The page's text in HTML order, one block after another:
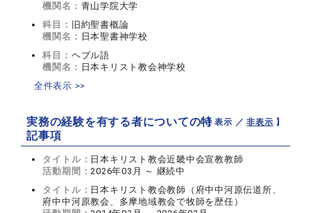
機関名： 青山学院大学
科目：
旧約聖書概論
機関名： 日本聖書神学校
科目： ヘブル語
機関名： 日本キリスト教会神学校
全件表示 >>
実務の経験を有する者についての特
記事項
【 表示 ／非表示 】
タイトル： 日本キリスト教会近畿中会宣教教師
活動期間：2026年03月 ～ 継続中
タイトル： 日本キリスト教会教師（府中中河原伝道所、
府中中河原教会、多摩地域教会で牧師を歴任）